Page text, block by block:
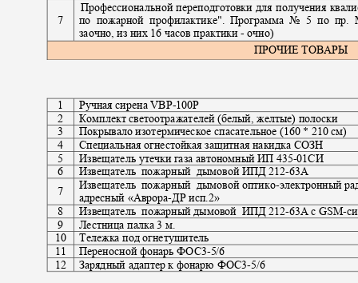
7
Профессиональной переподготовки для получения
по пожарной профилактике". Программа № 5по пр.
заочно, из них 16 часов практики-очно)
ПРОЧИЕ ТОВАРЫ
1
2
3
4
5
6
Ручная сирена VBP-100P
Комплект светоотражателей (белый, желтые) полоски
Покрывало изотермическое спасательное (160 * 210 см)
Специальная огнестойкая защитная накидка СОЗН
Извещатель утечки газа автономный ИП 435-01СИ
Извещатель пожарный дымовой ИПД 212-63А
Извещатель пожарный дымовой оптико-электронный
адресный «Аврора-ДР исп.2»
7
8
9
Извещатель пожарный дымовой ИПД 212-63А сGSM-
Лестница палка 3 м.
10 Тележка под огнетушитель
11 Переносной фонарь ФОС3-5/6
12 Зарядный адаптер к фонарю ФОС3-5/6